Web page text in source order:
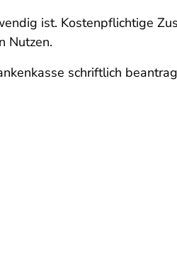
ist. Kostenpflichtige
Nutzen.
schriftlich